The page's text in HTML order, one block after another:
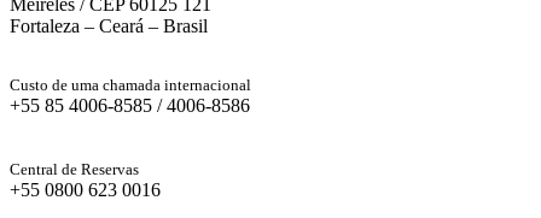
Fortaleza – Ceará – Brasil
Custo de uma chamada internacional
+55 85 4006-8585 / 4006-8586
Central de Reservas
+55 0800 623 0016